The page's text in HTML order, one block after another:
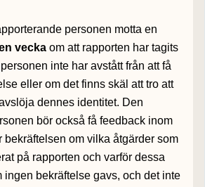
personen motta en
veckaom att rapporten har tagits
inte har avstått från att få
eller om det finns skäl att tro att
dennes identitet. Den
bör också få feedback inom
bekräftelsen om vilka åtgärder som
på rapporten och varför dessa
ingen bekräftelse gavs, och det inte